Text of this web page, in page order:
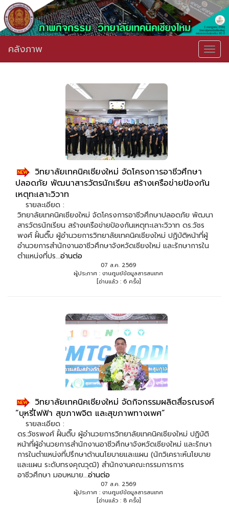
คลังภาพ
วิทยาลัยเทคนิคเชียงใหม่ จัดโครงการอาชีวศึกษา
ปลอดภัย พัฒนาสารวัตรนักเรียน สร้างเครือข่ายป้องกัน
เหตุทะเลาะวิวาท
รายละเอียด :
วิทยาลัยเทคนิคเชียงใหม่ จัดโครงการอาชีวศึกษาปลอดภัย พัฒนา
สารวัตรนักเรียน สร้างเครือข่ายป้องกันเหตุทะเลาะวิวาท ดร.วัชร
พงศ์ ฝั้นติ๊บ ผู้อำนวยการวิทยาลัยเทคนิคเชียงใหม่ ปฏิบัติหน้าที่ผู้
อำนวยการสำนักงานอาชีวศึกษาจังหวัดเชียงใหม่ และรักษาการใน
ตำแหน่งที่ปร...อ่านต่อ
07 ส.ค. 2569
ผู้ประกาศ : งานศูนย์ข้อมูลสารสนเทศ
[อ่านแล้ว : 6 ครั้ง]
วิทยาลัยเทคนิคเชียงใหม่ จัดกิจกรรมผลิตสื่อรณรงค์
“บุหรี่ไฟฟ้า สุขภาพจิต และสุขภาพทางเพศ”
รายละเอียด :
ดร.วัชรพงศ์ ฝั้นติ๊บ ผู้อำนวยการวิทยาลัยเทคนิคเชียงใหม่ ปฏิบัติ
หน้าที่ผู้อำนวยการสำนักงานอาชีวศึกษาจังหวัดเชียงใหม่ และรักษา
การในตำแหน่งที่ปรึกษาด้านนโยบายและแผน (นักวิเคราะห์นโยบาย
และแผน ระดับทรงคุณวุฒิ) สำนักงานคณะกรรมการการ
อาชีวศึกษา มอบหมาย...อ่านต่อ
07 ส.ค. 2569
ผู้ประกาศ : งานศูนย์ข้อมูลสารสนเทศ
[อ่านแล้ว : 8 ครั้ง]